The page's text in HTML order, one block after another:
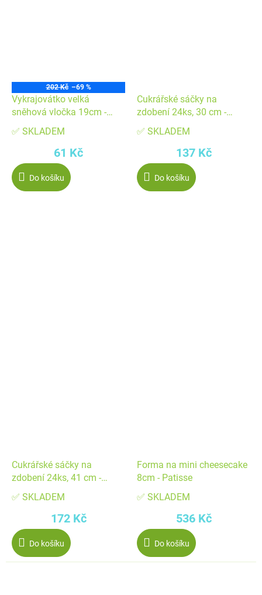
202 Kč –69 %
Vykrajovátko velká
sněhová vločka 19cm -
Patisse
✅ SKLADEM
61 Kč
Do košíku
Cukrářské sáčky na
zdobení 24ks, 30 cm -
Patisse
✅ SKLADEM
137 Kč
Do košíku
Cukrářské sáčky na
zdobení 24ks, 41 cm -
Patisse
✅ SKLADEM
172 Kč
Do košíku
Forma na mini cheesecake
8cm - Patisse
✅ SKLADEM
536 Kč
Do košíku